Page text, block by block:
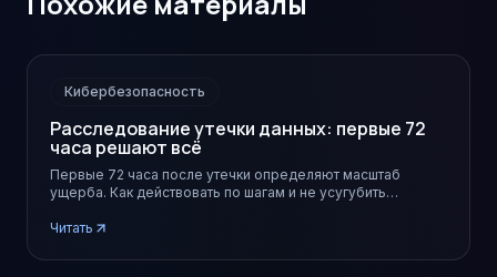
Кибербезопасность
Расследование утечки данных: первые 72
часа решают всё
Первые 72 часа после утечки определяют масштаб
ущерба. Как действовать по шагам и не усугубить
Читать